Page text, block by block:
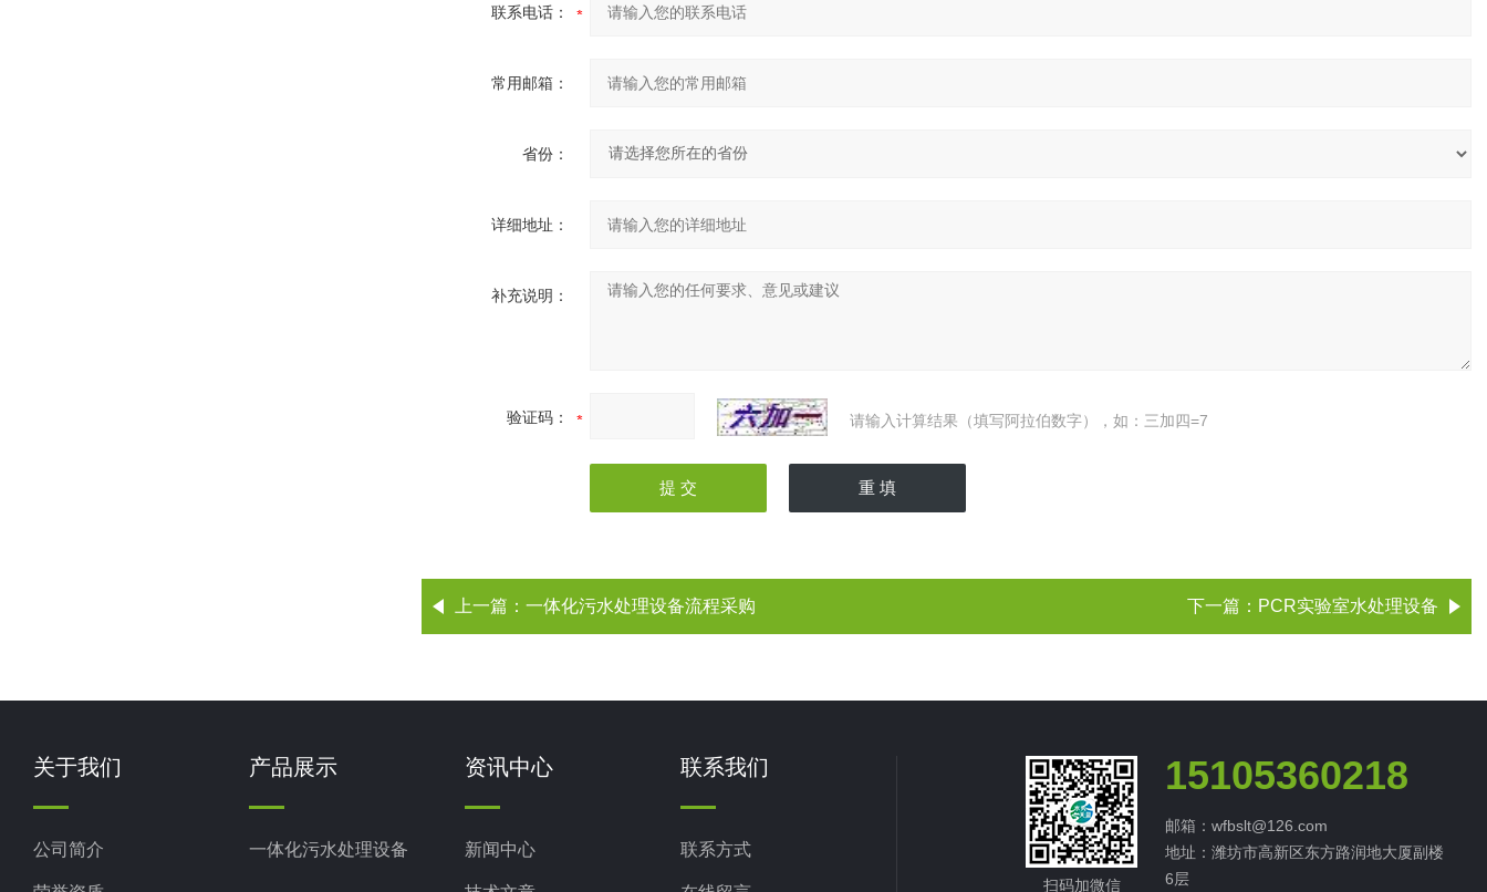
联系电话：
常用邮箱：
省份：
详细地址：
补充说明：
验证码： 请输入计算结果（填写阿拉伯数字），如：三加四=7
上一篇： 一体化污水处理设备流程采购 下一篇： PCR实验室水处理设备
关于我们
公司简介
产品展示
一体化污水处理设备
资讯中心
新闻中心
联系我们
联系方式
扫码加微信
15105360218
邮箱：wfbslt@126.com
地址：潍坊市高新区东方路润地大厦副楼
6层